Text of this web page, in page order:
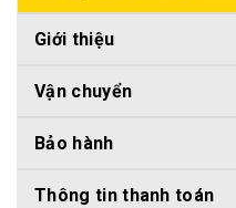
Giới thiệu
Vận chuyển
Bảo hành
Thông tin thanh toán